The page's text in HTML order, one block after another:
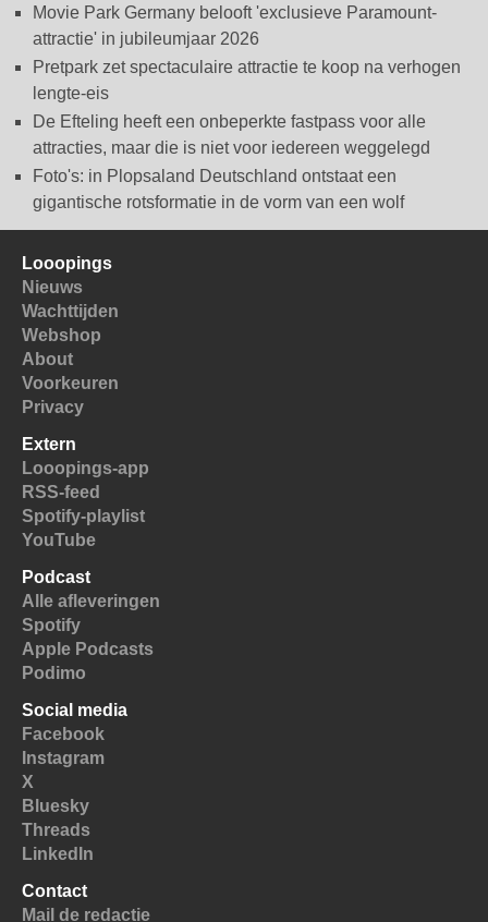
Movie Park Germany belooft 'exclusieve Paramount-
attractie' in jubileumjaar 2026
Pretpark zet spectaculaire attractie te koop na verhogen
lengte-eis
De Efteling heeft een onbeperkte fastpass voor alle
attracties, maar die is niet voor iedereen weggelegd
Foto's: in Plopsaland Deutschland ontstaat een
gigantische rotsformatie in de vorm van een wolf
Looopings
Nieuws
Wachttijden
Webshop
About
Voorkeuren
Privacy
Extern
Looopings-app
RSS-feed
Spotify-playlist
YouTube
Podcast
Alle afleveringen
Spotify
Apple Podcasts
Podimo
Social media
Facebook
Instagram
X
Bluesky
Threads
LinkedIn
Contact
Mail de redactie